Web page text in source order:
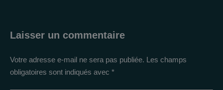
Laisser un commentaire
Votre adresse e-mail ne sera pas publiée. Les champs
obligatoires sont indiqués avec *